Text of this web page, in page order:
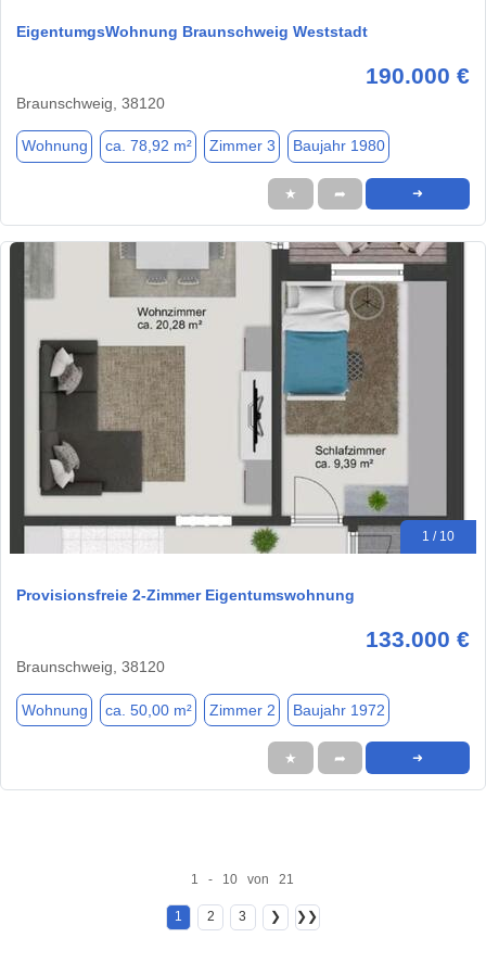
EigentumgsWohnung Braunschweig Weststadt
190.000 €
Braunschweig, 38120
Wohnung ca. 78,92 m² Zimmer 3 Baujahr 1980
★ ➦ ➜
1 / 10
Provisionsfreie 2-Zimmer Eigentumswohnung
133.000 €
Braunschweig, 38120
Wohnung ca. 50,00 m² Zimmer 2 Baujahr 1972
★ ➦ ➜
1 - 10 von 21
1 2 3 ❯ ❯❯